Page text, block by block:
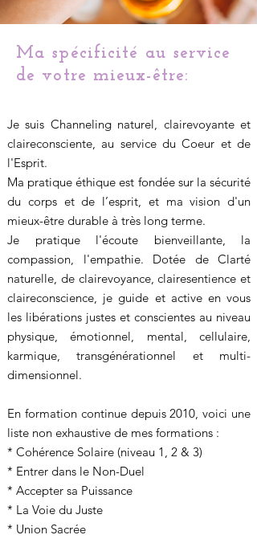
Ma spécificité au service
de votre mieux-être:
Je suis Channeling naturel, clairevoyante et
claireconsciente, au service du Coeur et de
l'Esprit.
Ma pratique éthique est fondée sur la sécurité
du corps et de l’esprit, et ma vision d'un
mieux-être durable à très long terme.
Je pratique l'écoute bienveillante, la
compassion, l'empathie. Dotée de Clarté
naturelle, de clairevoyance, clairesentience et
claireconscience, je guide et active en vous
les libérations justes et conscientes au niveau
physique, émotionnel, mental, cellulaire,
karmique, transgénérationnel et multi-
dimensionnel.
En formation continue depuis 2010, voici une
liste non exhaustive de mes formations :
* Cohérence Solaire (niveau 1, 2 & 3)
* Entrer dans le Non-Duel
* Accepter sa Puissance
* La Voie du Juste
* Union Sacrée